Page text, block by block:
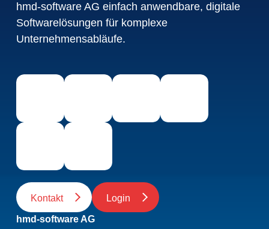
hmd-software AG einfach anwendbare, digitale
Softwarelösungen für komplexe
Unternehmensabläufe.
Kontakt Login
hmd-software AG